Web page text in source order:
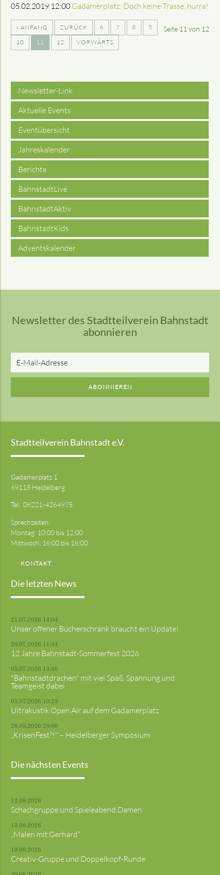
05.02.2019 12:00 Gadamerplatz: Doch keine Trasse, hurra!
Seite 11 von 12
« ANFANG ZURÜCK 6 7 8
9
10
11 12 VORWÄRTS
Newsletter-Link
Aktuelle Events
Eventübersicht
Jahreskalender
Berichte
BahnstadtLive
BahnstadtAktiv
BahnstadtKids
Adventskalender
Newsletter des Stadtteilverein Bahnstadt
abonnieren
ABONNIEREN
Stadtteilverein Bahnstadt e.V.
Gadamerplatz 1
69115 Heidelberg
Tel.:06221-4264975
Sprechzeiten:
Montag: 10:00 bis 12:00
Mittwoch: 16:00 bis 18:00
KONTAKT
Die letzten News
21.07.2026 14:04
Unser offener Bücherschrank braucht ein Update!
20.07.2026 11:44
12 Jahre Bahnstadt-Sommerfest 2026
05.07.2026 13:40
"Bahnstadtdrachen" mit viel Spaß, Spannung und
Teamgeist dabei
03.07.2026 10:23
Ultrakustik Open Air auf dem Gadamerplatz
28.05.2026 20:00
„KrisenFest?!" – Heidelberger Symposium
Die nächsten Events
12.08.2026
Schachgruppe und Spieleabend Damen
13.08.2026
„Malen mit Gerhard“
19.08.2026
Creativ-Gruppe und Doppelkopf-Runde